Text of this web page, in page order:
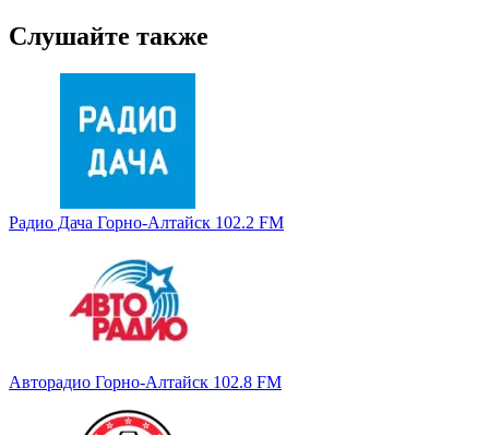
Слушайте также
Радио Дача Горно-Алтайск 102.2 FM
Авторадио Горно-Алтайск 102.8 FM